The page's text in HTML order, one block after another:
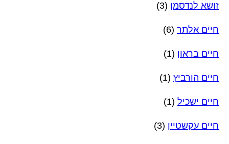
זושא לנדסמן (3)
חיים אלתר (6)
חיים בראון (1)
חיים הורביץ (1)
חיים ישכיל (1)
חיים עקשטיין (3)